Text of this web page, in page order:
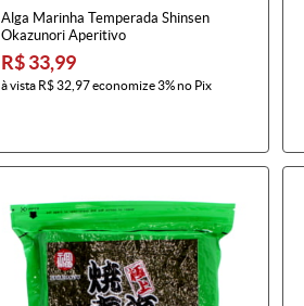
Alga Marinha Temperada Shinsen
Okazunori Aperitivo
R$ 33,99
à vista R$ 32,97economize3%no Pix